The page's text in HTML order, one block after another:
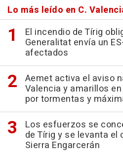
Lo más leído en C.
El incendio de Tírig
Generalitat envía un
afectados
Aemet activa el aviso
Valencia y amarillos
por tormentas y
Los esfuerzos se
de Tírig y se levanta
Sierra Engarcerán